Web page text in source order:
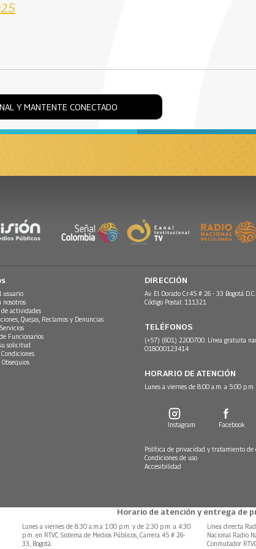
Y MANTENTE CONECTADO
usuario
nosotros
actividades
Quejas, Reclamos y Denuncias
Funcionarios
solicitud
DIRECCIÓN
Av. El Dorado Cr.45 # 26 - 33 Bogotá
Código Postal: 111321
TELÉFONOS
(+57) (601) 2200700. Línea gratuita
018000123414
HORARIO DE ATENCIÓN
Lunes a viernes de 8:00 a.m. a 5:00 p.m.
Instagram Facebook
Política de privacidad y tratamiento de
Condiciones de uso
Accesibilidad
Horario de atención y entrega de
Lunes a viernes de 8:30 a.m.a 1:00 p.m. y de 2:30 p.m. a 4:30
p.m. en RTVC Sistema de Medios Públicos, Carrera 45 # 26-
33, Bogotá.
Línea directa
Nacional Radio
Conmutador